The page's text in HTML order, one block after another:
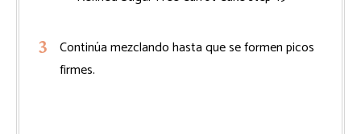
Continúa mezclando hasta que se formen picos
firmes.